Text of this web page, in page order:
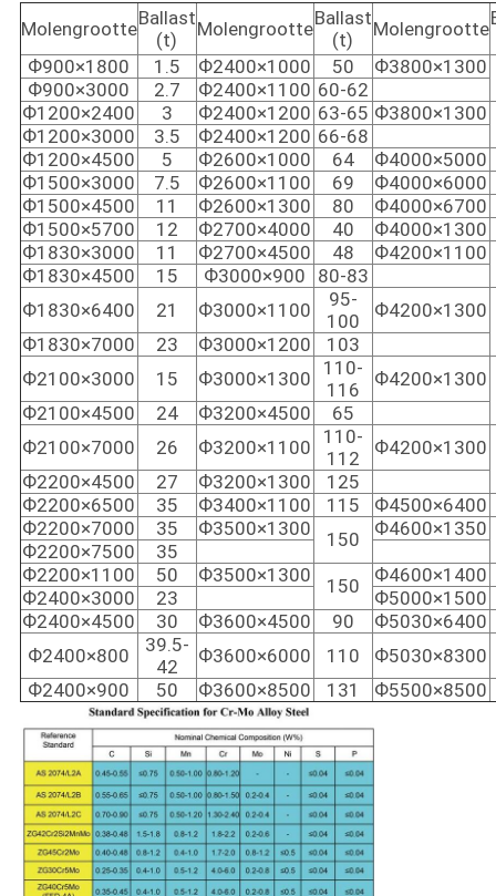
MolengrootteBallast
(t)
MolengrootteBallast
(t)
Molengrootte
Ф900×1800 1.5 Ф2400×1000 50
Ф3800×1300
Ф900×3000
2.7 Ф2400×1100 60-62
Ф1200×2400
3 Ф2400×1200 63-65 Ф3800×1300
Ф1200×3000
3.5 Ф2400×1200 66-68
Ф1200×4500
5 Ф2600×1000 64
Ф4000×5000
Ф1500×3000
7.5 Ф2600×1100 69
Ф4000×6000
Ф1500×4500
11 Ф2600×1300 80
Ф4000×6700
Ф1500×5700
12 Ф2700×4000 40
Ф4000×1300
Ф1830×3000
11 Ф2700×4500 48
Ф4200×1100
Ф1830×4500
15 Ф3000×900
80-83
Ф1830×6400
21 Ф3000×1100
95-
100
Ф4200×1300
Ф1830×7000
23 Ф3000×1200
103
Ф2100×3000
15 Ф3000×1300
110-
116
Ф4200×1300
Ф2100×4500
24 Ф3200×4500
65
Ф2100×7000
26 Ф3200×1100
110-
112
Ф4200×1300
Ф2200×4500
27 Ф3200×1300
125
Ф2200×6500
35 Ф3400×1100 115
Ф4500×6400
Ф2200×7000
35 Ф3500×1300 150
Ф4600×1350
Ф2200×7500
35
Ф2200×1100
50 Ф3500×1300 150
Ф4600×1400
Ф2400×3000
23
Ф5000×1500
Ф2400×4500
30 Ф3600×4500 90
Ф5030×6400
Ф2400×800
39.5-
42
Ф3600×6000 110
Ф5030×8300
Ф2400×900
50 Ф3600×8500 131 Ф5500×8500